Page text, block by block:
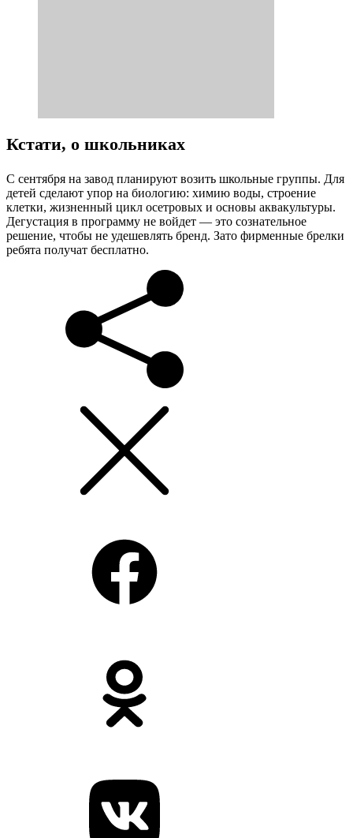
Кстати, о школьниках
С сентября на завод планируют возить школьные группы. Для
детей сделают упор на биологию: химию воды, строение
клетки, жизненный цикл осетровых и основы аквакультуры.
Дегустация в программу не войдет — это сознательное
решение, чтобы не удешевлять бренд. Зато фирменные брелки
ребята получат бесплатно.